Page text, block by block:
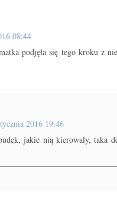
08:44
podjęła się tego kroku z
2016 19:46
jakie nią kierowały, taka